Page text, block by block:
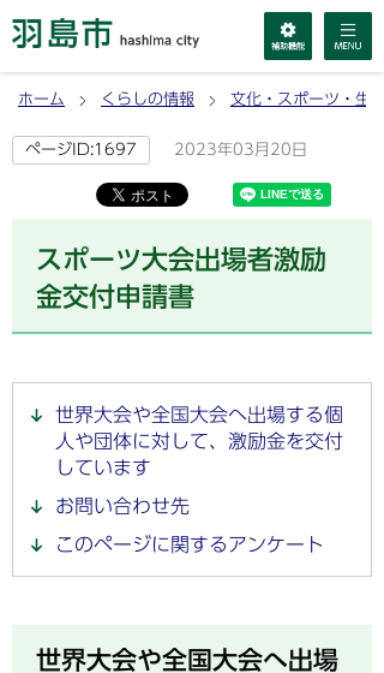
ホーム くらしの情報 文化・スポーツ・生涯
ページID:1697 2023年03月20日
スポーツ大会出場者激励
金交付申請書
世界大会や全国大会へ出場する個
人や団体に対して、激励金を交付
しています
お問い合わせ先
このページに関するアンケート
世界大会や全国大会へ出場